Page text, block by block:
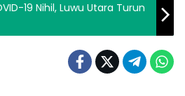
19 Nihil, Luwu Utara Turun